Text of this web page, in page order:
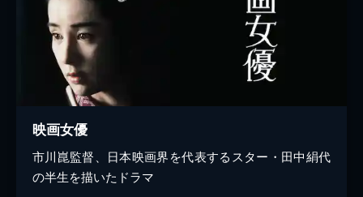
映画女優
市川崑監督、日本映画界を代表するスター・田中絹代
の半生を描いたドラマ